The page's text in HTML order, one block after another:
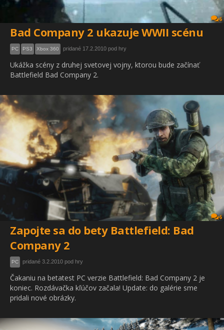
6
Bad Company 2 ukazuje WWII scénu
PC PS3 Xbox 360 pridané 17.2.2010 pod hry
Ukážka scény z druhej svetovej vojny, ktorou bude začínať
Battlefield Bad Company 2.
6
Zapojte sa do bety Battlefield: Bad
Company 2
PC pridané 3.2.2010 pod hry
Čakaniu na betatest PC verzie Battlefield: Bad Company 2 je
koniec. Rozdávačka kľúčov začala! Update: do galérie sme
pridali nové obrázky.